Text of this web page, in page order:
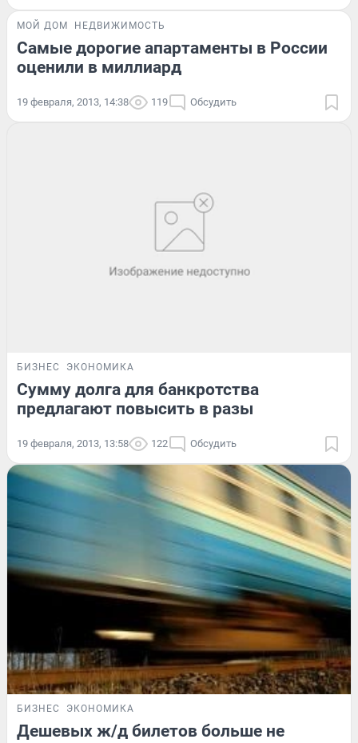
МОЙ ДОМ НЕДВИЖИМОСТЬ
Самые дорогие апартаменты в России
оценили в миллиард
19 февраля, 2013, 14:38 119 Обсудить
БИЗНЕС ЭКОНОМИКА
Сумму долга для банкротства
предлагают повысить в разы
19 февраля, 2013, 13:58 122 Обсудить
БИЗНЕС ЭКОНОМИКА
Дешевых ж/д билетов больше не